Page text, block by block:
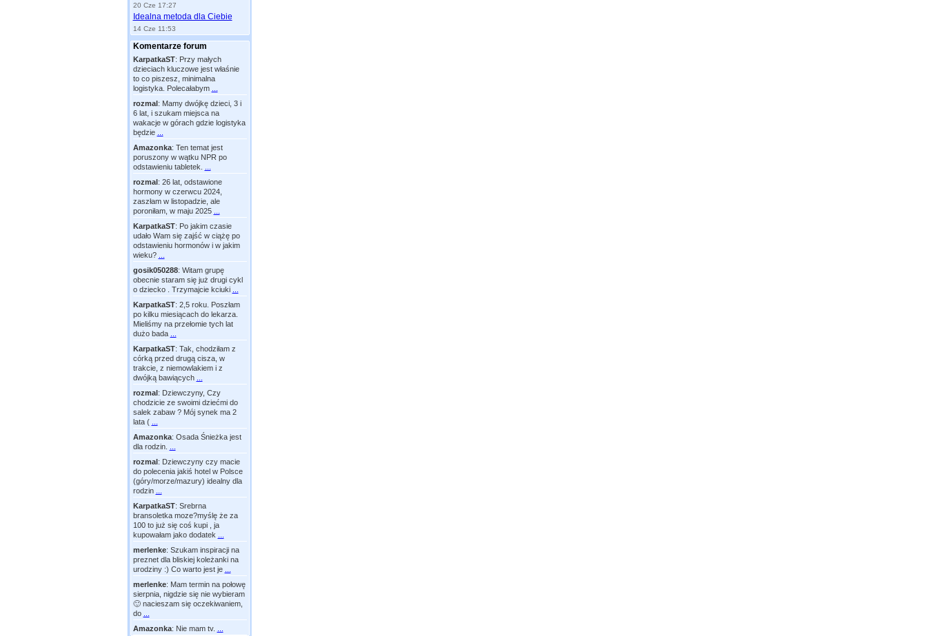
20 Cze 17:27
Idealna metoda dla Ciebie
14 Cze 11:53
Komentarze forum
KarpatkaST: Przy małych
dzieciach kluczowe jest właśnie
to co piszesz, minimalna
logistyka. Polecałabym
rozmal: Mamy dwójkę dzieci, 3 i
6 lat, i szukam miejsca na
wakacje w górach gdzie logistyka
będzie
Amazonka: Ten temat jest
poruszony w wątku NPR po
odstawieniu tabletek.
rozmal: 26 lat, odstawione
hormony w czerwcu 2024,
zaszłam w listopadzie, ale
poroniłam, w maju 2025
KarpatkaST: Po jakim czasie
udało Wam się zajść w ciążę po
odstawieniu hormonów i w jakim
wieku?
gosik050288: Witam grupę
obecnie staram się już drugi cykl
o dziecko . Trzymajcie kciuki
KarpatkaST: 2,5 roku. Poszłam
po kilku miesiącach do lekarza.
Mieliśmy na przełomie tych lat
dużo bada
KarpatkaST: Tak, chodziłam z
córką przed drugą cisza, w
trakcie, z niemowlakiem i z
dwójką bawiących
rozmal: Dziewczyny, Czy
chodzicie ze swoimi dziećmi do
salek zabaw ? Mój synek ma 2
lata (
Amazonka: Osada Śnieżka jest
dla rodzin.
rozmal: Dziewczyny czy macie
do polecenia jakiś hotel w Polsce
(góry/morze/mazury) idealny dla
rodzin
KarpatkaST: Srebrna
bransoletka moze?myślę że za
100 to już się coś kupi , ja
kupowałam jako dodatek
merlenke: Szukam inspiracji na
preznet dla bliskiej koleżanki na
urodziny :) Co warto jest je
merlenke: Mam termin na połowę
sierpnia, nigdzie się nie wybieram
🙂 nacieszam się oczekiwaniem,
do
Amazonka: Nie mam tv.